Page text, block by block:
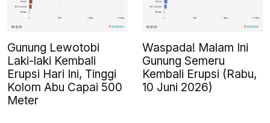
Gunung Lewotobi
Laki-laki Kembali
Erupsi Hari Ini, Tinggi
Kolom Abu Capai 500
Meter
Waspada! Malam Ini
Gunung Semeru
Kembali Erupsi (Rabu,
10 Juni 2026)